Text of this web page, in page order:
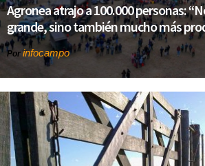
Agronea atrajo a 100.000 personas:
grande, sino también mucho más
Por infocampo